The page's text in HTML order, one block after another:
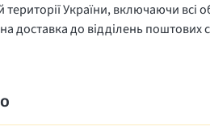
території України, включаючи всі
доставка до відділень поштових